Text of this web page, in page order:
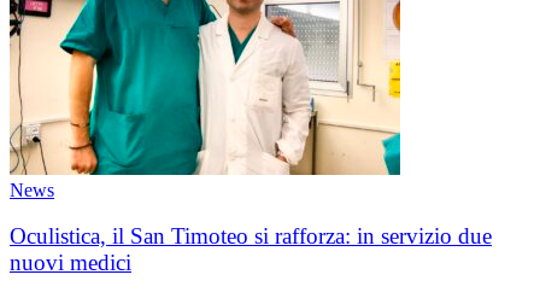
News
Oculistica, il San Timoteo si rafforza: in servizio due
nuovi medici